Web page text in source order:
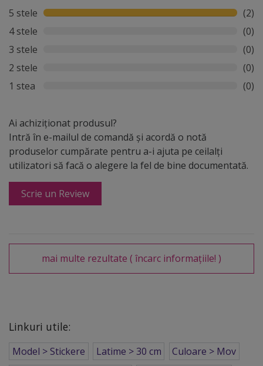
5 stele
(2)
4 stele
(0)
3 stele
(0)
2 stele
(0)
1 stea
(0)
Ai achiziționat produsul?
Intră în e-mailul de comandă și acordă o notă
produselor cumpărate pentru a-i ajuta pe ceilalți
utilizatori să facă o alegere la fel de bine documentată.
Scrie un Review
mai multe rezultate ( încarc informațiile! )
Linkuri utile:
Model > Stickere Latime > 30 cm
Culoare > Mov